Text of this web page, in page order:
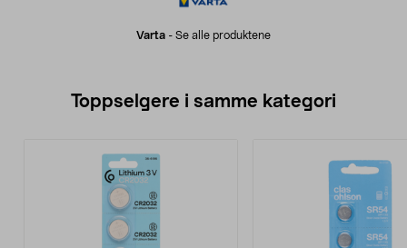
Varta - Se alle produktene
Toppselgere i samme kategori